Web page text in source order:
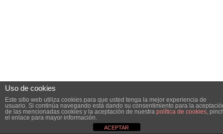
Uso de cookies
Este sitio web utiliza cookies para que usted tenga la mejor experiencia de
usuario. Si continúa navegando está dando su consentimiento para la
de las mencionadas cookies y la aceptación de nuestra política de cookies,
el enlace para mayor información.
ACEPTAR